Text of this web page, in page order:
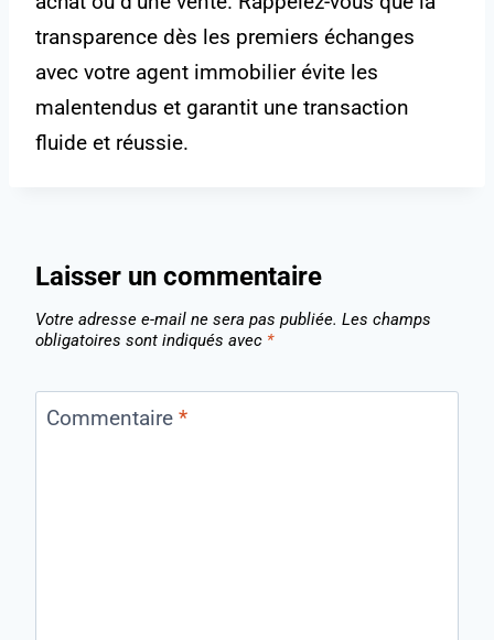
transparence dès les premiers échanges
avec votre agent immobilier évite les
malentendus et garantit une transaction
fluide et réussie.
Laisser un commentaire
Votre adresse e-mail ne sera pas publiée. Les champs
obligatoires sont indiqués avec *
Commentaire *